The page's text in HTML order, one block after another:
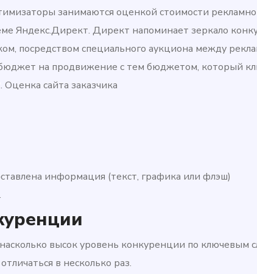
занимаются оценкой стоимости
Яндекс.Директ. Директ напоминает зеркало
посредством специального аукциона между
на продвижение с тем бюджетом, который
сайта заказчика
информация (текст, графика или флэш)
высок уровень конкуренции по ключевым
в несколько раз.